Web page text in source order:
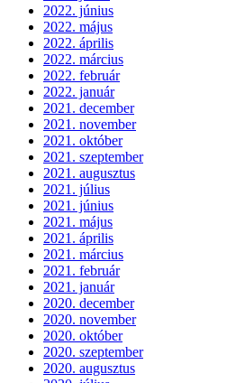
2022. június
2022. május
2022. április
2022. március
2022. február
2022. január
2021. december
2021. november
2021. október
2021. szeptember
2021. augusztus
2021. július
2021. június
2021. május
2021. április
2021. március
2021. február
2021. január
2020. december
2020. november
2020. október
2020. szeptember
2020. augusztus